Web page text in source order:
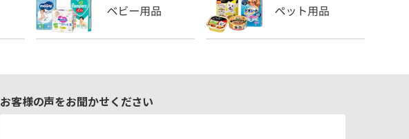
お客様の声をお聞かせください